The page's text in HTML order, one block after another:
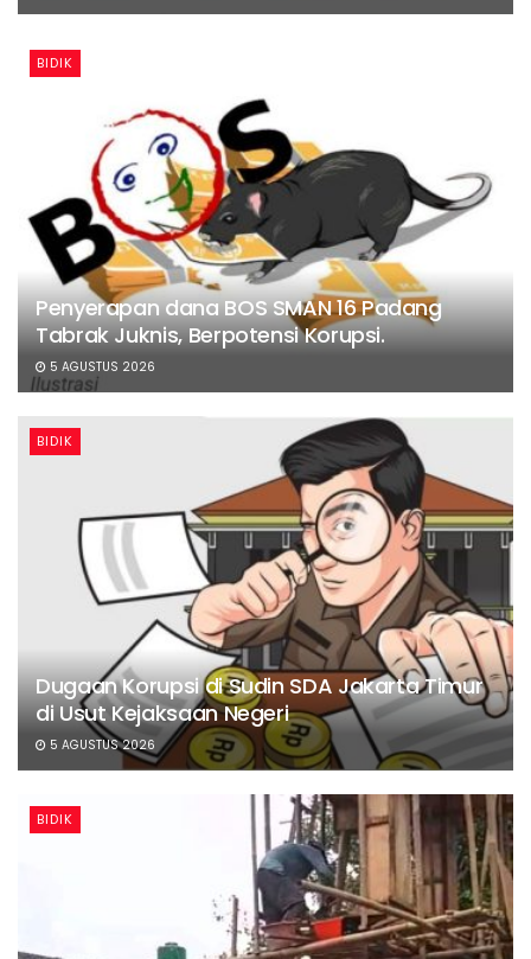
BIDIK
Penyerapan dana BOS SMAN 16 Padang
Tabrak Juknis, Berpotensi Korupsi.
5 AGUSTUS 2026
BIDIK
Dugaan Korupsi di Sudin SDA Jakarta Timur
di Usut Kejaksaan Negeri
5 AGUSTUS 2026
BIDIK